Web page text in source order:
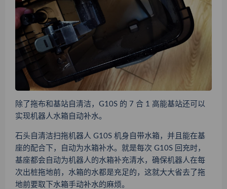
除了拖布和基站自清洁，G10S 的 7 合 1 高能基站还可以
实现机器人水箱自动补水。
石头自清洁扫拖机器人 G10S 机身自带水箱，并且能在基
座的配合下，自动为水箱补水。就是每次 G10S 回充时，
基座都会自动为机器人的水箱补充清水，确保机器人在每
次出桩拖地前，水箱的水都是充足的，这就大大省去了拖
地前要取下水箱手动补水的麻烦。